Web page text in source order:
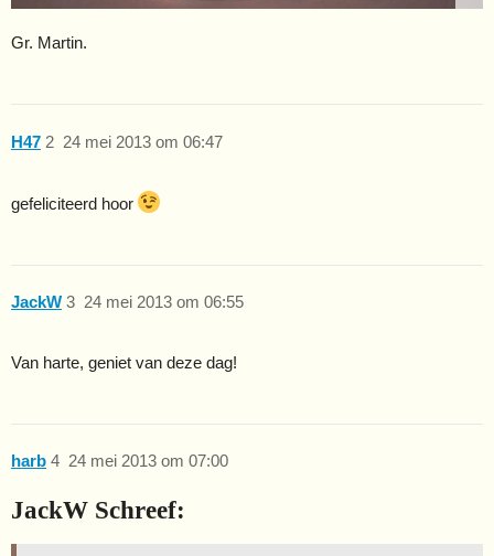
Gr. Martin.
H47 24 mei 2013 om 06:47
2
gefeliciteerd hoor
JackW 24 mei 2013 om 06:55
3
Van harte, geniet van deze dag!
harb 24 mei 2013 om 07:00
4
JackW Schreef: